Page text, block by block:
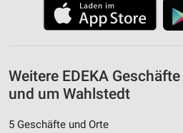
Weitere EDEKA
und um Wahlstedt
5 Geschäfte und Orte
Nicht-IAB-Verarbeitungszwecke:
Notwendig
Funktional
Werbung